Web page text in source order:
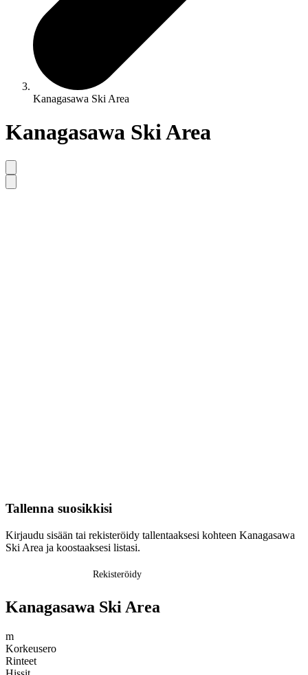
Kanagasawa Ski Area
Kanagasawa Ski Area
Tallenna suosikkisi
Kirjaudu sisään tai rekisteröidy tallentaaksesi kohteen Kanagasawa
Ski Area ja koostaaksesi listasi.
Rekisteröidy
Kanagasawa Ski Area
m
Korkeusero
Rinteet